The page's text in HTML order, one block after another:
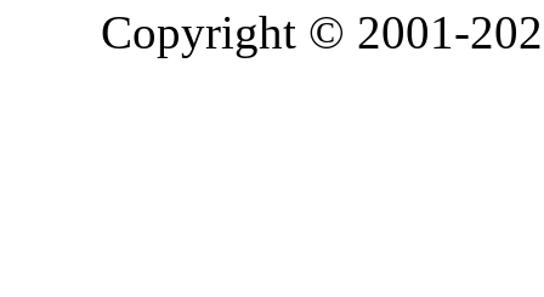
Copyright © 2001-